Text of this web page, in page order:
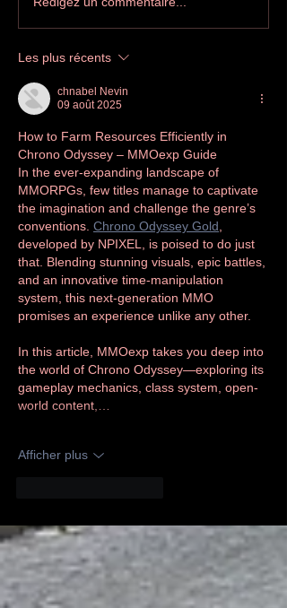
Printemps des poètes à
Les plus récents
chnabel Nevin
09 août 2025
How to Farm Resources Efficiently in
Chrono Odyssey – MMOexp Guide
In the ever-expanding landscape of
MMORPGs, few titles manage to captivate
the imagination and challenge the genre’s
conventions. Chrono Odyssey Gold
developed by NPIXEL, is poised to do just
that. Blending stunning visuals, epic battles,
and an innovative time-manipulation
system, this next-generation MMO
promises an experience unlike any other.
In this article, MMOexp takes you deep into
the world of Chrono Odyssey—exploring its
gameplay mechanics, class system, open-
world content,…
Afficher plus